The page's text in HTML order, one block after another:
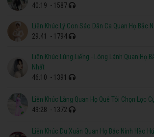
40:19 - 1587
Liên Khúc Lý Con Sáo Dân Ca Quan Họ Bắc
29:41
- 1794
Liên Khúc Lúng Liếng - Lóng Lánh Quan Họ
Nhất
46:10 - 1391
Liên Khúc Làng Quan Họ Quê Tôi Chọn Lọc
49:28 - 1372
Liên Khúc Du Xuân Quan Họ Bắc Ninh Hào